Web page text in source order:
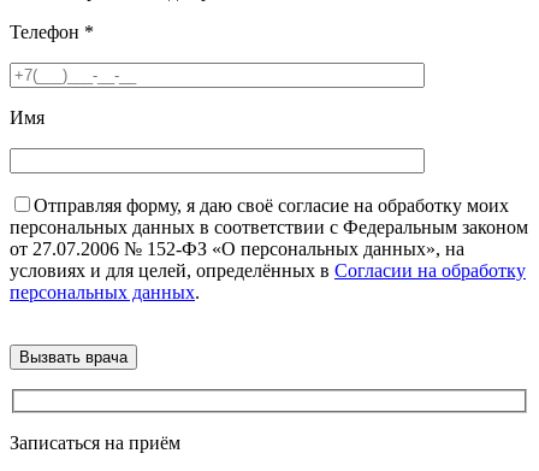
Телефон *
Имя
Отправляя форму, я даю своё согласие на обработку моих
персональных данных в соответствии с Федеральным законом
от 27.07.2006 № 152-ФЗ «О персональных данных», на
условиях и для целей, определённых в Согласии на обработку
персональных данных.
Записаться на приём